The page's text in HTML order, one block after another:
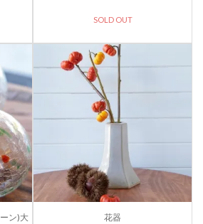
SOLD OUT
ン)大 花器